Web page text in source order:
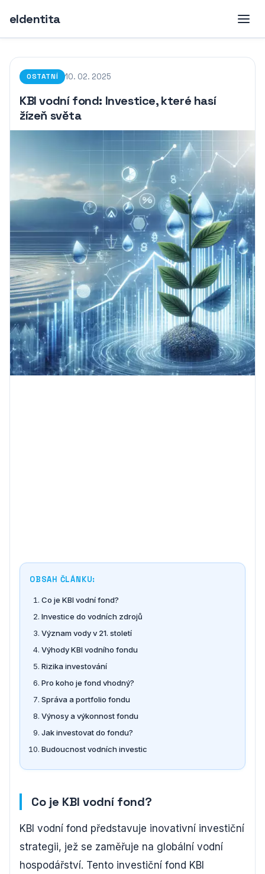
eIdentita
OSTATNÍ 10. 02. 2025
KBI vodní fond: Investice, které hasí
žízeň světa
OBSAH ČLÁNKU:
Co je KBI vodní fond?
Investice do vodních zdrojů
Význam vody v 21. století
Výhody KBI vodního fondu
Rizika investování
Pro koho je fond vhodný?
Správa a portfolio fondu
Výnosy a výkonnost fondu
Jak investovat do fondu?
Budoucnost vodních investic
Co je KBI vodní fond?
KBI vodní fond představuje inovativní investiční
strategii, jež se zaměřuje na globální vodní
hospodářství. Tento investiční fond KBI